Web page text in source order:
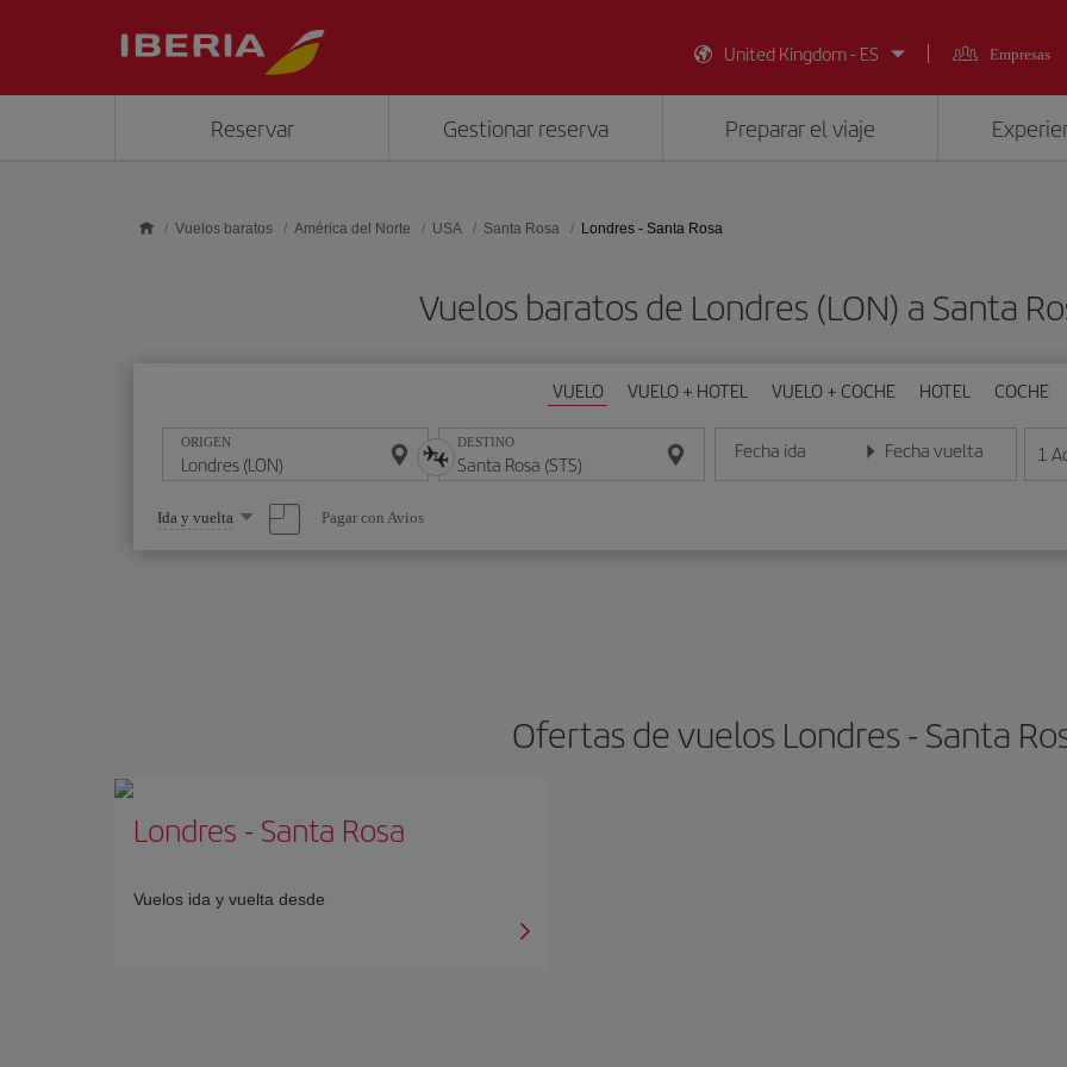
United Kingdom - ES
Empresas
Reservar Gestionar reserva Preparar el viaje
Vuelos baratos América del Norte USA Santa Rosa Londres - Santa Rosa
Vuelos baratos de Londres (LON) a Santa
VUELO VUELO + HOTEL VUELO + COCHE HOTEL COCHE
ORIGEN DESTINO Fecha ida
Introduce la fecha en formato día/mes/año
Fecha vuelta
Introduce la fecha en 1
Seleccione
una
opción
Ida y vuelta Pagar con Avios
Ofertas de vuelos Londres - Santa
Londres - Santa Rosa
Vuelos ida y vuelta desde